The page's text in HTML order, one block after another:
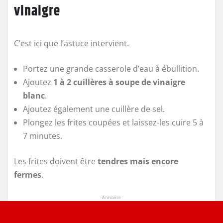
vinaigre
C’est ici que l’astuce intervient.
Portez une grande casserole d’eau à ébullition.
Ajoutez 1 à 2 cuillères à soupe de vinaigre
blanc.
Ajoutez également une cuillère de sel.
Plongez les frites coupées et laissez-les cuire 5 à
7 minutes.
Les frites doivent être tendres mais encore
fermes.
Annonce